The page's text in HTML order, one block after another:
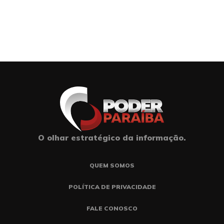
O olhar estratégico da informação.
QUEM SOMOS
POLÍTICA DE PRIVACIDADE
FALE CONOSCO